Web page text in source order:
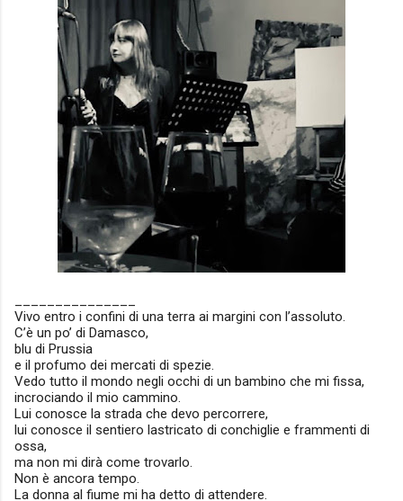
Vivo entro i confini di una terra ai margini con l’assoluto.
C’è un po’ di Damasco,
blu di Prussia
e il profumo dei mercati di spezie.
Vedo tutto il mondo negli occhi di un bambino che mi fissa,
incrociando il mio cammino.
Lui conosce la strada che devo percorrere,
lui conosce il sentiero lastricato di conchiglie e frammenti di
ossa,
ma non mi dirà come trovarlo.
Non è ancora tempo.
La donna al fiume mi ha detto di attendere.